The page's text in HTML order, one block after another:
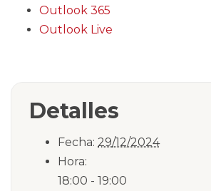
Outlook 365
Outlook Live
Detalles
Fecha: 29/12/2024
Hora:
18:00 - 19:00